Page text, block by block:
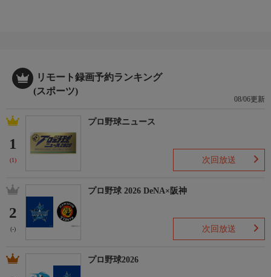
リモート録画予約ランキング
(スポーツ)
08/06更新
1
(1)
プロ野球ニュース
次回放送
2
(-)
プロ野球 2026 DeNA×阪神
次回放送
プロ野球2026